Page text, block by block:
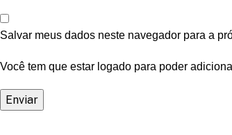
Salvar meus dados neste navegador para a
Você tem que estar logado para poder